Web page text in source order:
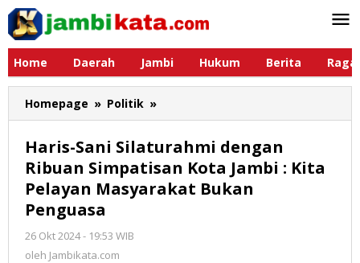
Lewati
konten
Home
Daerah Jambi Hukum Berita
Homepage » Politik »
Sani
Silaturahmi
dengan
Ribuan
Simpatisan
Haris-Sani Silaturahmi dengan
Ribuan Simpatisan Kota Jambi : Kita
Pelayan Masyarakat Bukan
Penguasa
26 Okt 2024 - 19:53 WIB
oleh Jambikata.com